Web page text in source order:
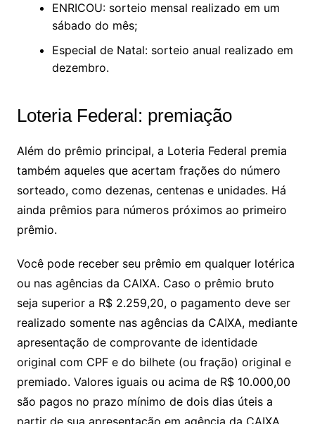
ENRICOU: sorteio mensal realizado em um
sábado do mês;
Especial de Natal: sorteio anual realizado em
dezembro.
Loteria Federal: premiação
Além do prêmio principal, a Loteria Federal premia
também aqueles que acertam frações do número
sorteado, como dezenas, centenas e unidades. Há
ainda prêmios para números próximos ao primeiro
prêmio.
Você pode receber seu prêmio em qualquer lotérica
ou nas agências da CAIXA. Caso o prêmio bruto
seja superior a R$ 2.259,20, o pagamento deve ser
realizado somente nas agências da CAIXA, mediante
apresentação de comprovante de identidade
original com CPF e do bilhete (ou fração) original e
premiado. Valores iguais ou acima de R$ 10.000,00
são pagos no prazo mínimo de dois dias úteis a